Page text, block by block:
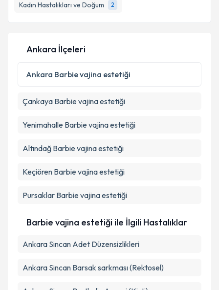
Kadın Hastalıkları ve Doğum
2
Ankara İlçeleri
Ankara Barbie vajina estetiği
Çankaya Barbie vajina estetiği
Yenimahalle Barbie vajina estetiği
Altındağ Barbie vajina estetiği
Keçiören Barbie vajina estetiği
Pursaklar Barbie vajina estetiği
Barbie vajina estetiği ile İlgili Hastalıklar
Ankara Sincan Adet Düzensizlikleri
Ankara Sincan Barsak sarkması (Rektosel)